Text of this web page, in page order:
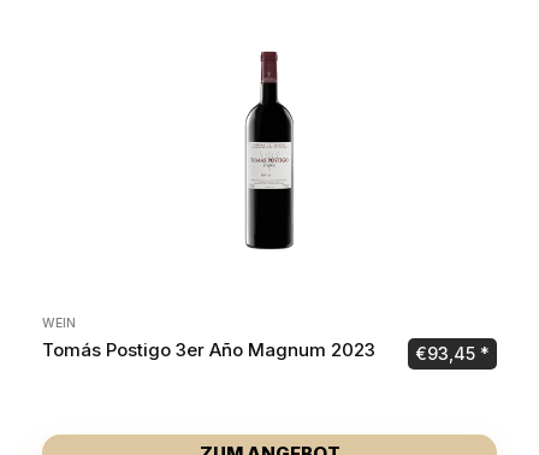
WEIN
Tomás Postigo 3er Año Magnum 2023 €93,45